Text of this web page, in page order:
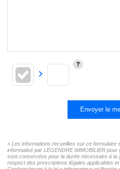
Envoyer le
« Les informations recueillies sur ce formulaire
informatisé par LEGENDRE IMMOBILIER
sont conservées pour la durée nécessaire à la
respect des prescriptions légales applicables